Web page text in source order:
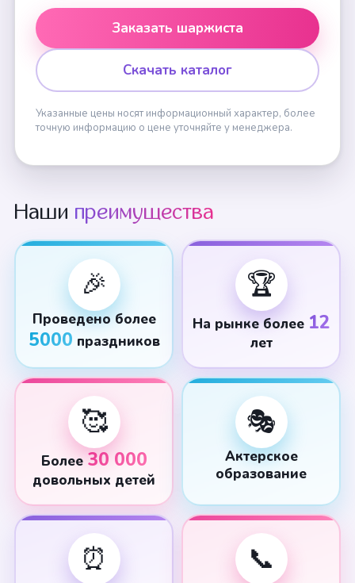
Заказать шаржиста
Скачать каталог
Указанные цены носят информационный характер, более
точную информацию о цене уточняйте у менеджера.
Наши преимущества
🎉
Проведено более
5000 праздников
🏆
На рынке более 12
лет
🥰
Более30 000
довольных детей
🎭
Актерское
образование
⏰ 📞